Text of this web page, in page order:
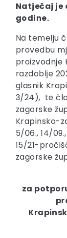
Natječaj je
godine.
Na temelju
provedbu
proizvodnje
razdoblje
glasnik
3/24), te
zagorske
Krapinsko-
5/06., 14/09.,
15/21-
zagorske
za